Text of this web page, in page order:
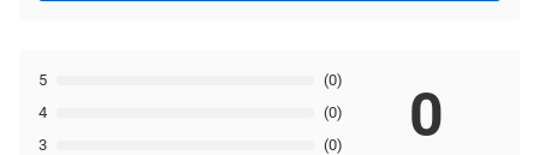
3 (0)
4 (0)
5 (0)
0